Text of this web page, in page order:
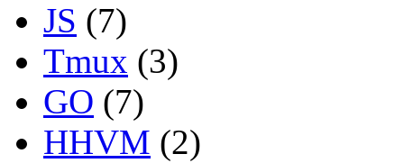
JS (7)
Tmux (3)
GO (7)
HHVM (2)